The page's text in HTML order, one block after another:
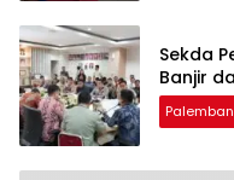
Sekda
Banjir